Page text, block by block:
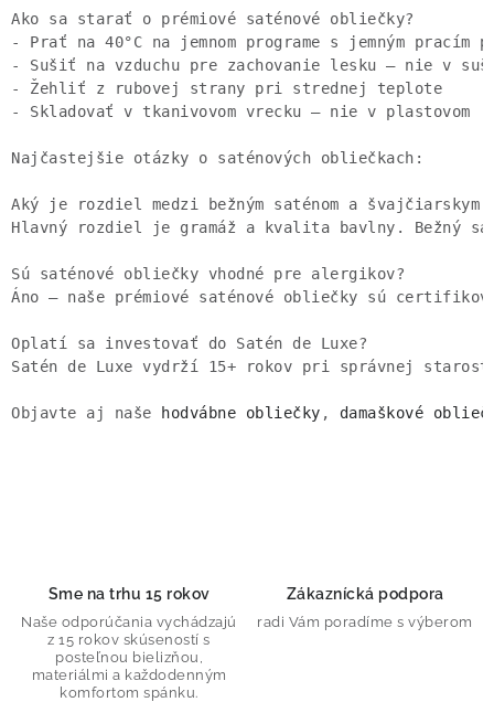
Objavte aj naše hodvábne obliečky , damaškové
Sme na trhu 15 rokov
Naše odporúčania vychádzajú
z 15 rokov skúseností s
posteľnou bielizňou,
materiálmi a každodenným
komfortom spánku.
Zákaznícká podpora
radi Vám poradíme s výberom